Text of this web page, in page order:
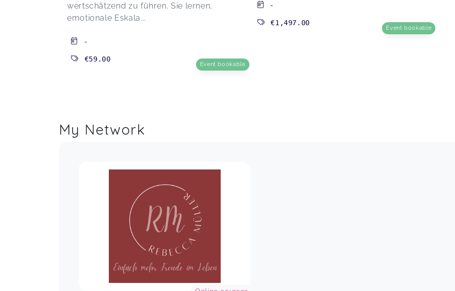
wertschätzend zu führen. Sie lernen,
emotionale Eskala...
-
€59.00
Event bookable
-
€1,497.00
Event bookable
My Network